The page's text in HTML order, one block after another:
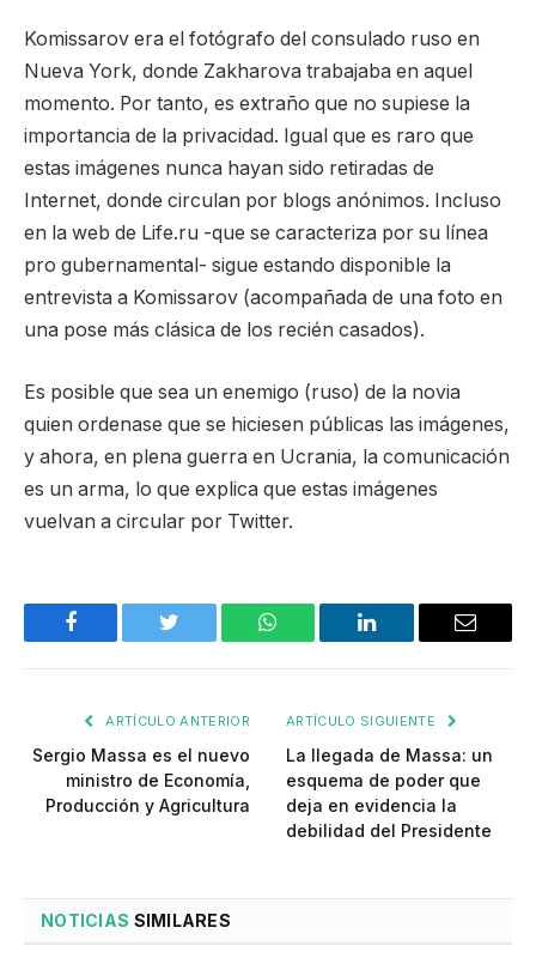
Komissarov era el fotógrafo del consulado ruso en
Nueva York, donde Zakharova trabajaba en aquel
momento. Por tanto, es extraño que no supiese la
importancia de la privacidad. Igual que es raro que
estas imágenes nunca hayan sido retiradas de
Internet, donde circulan por blogs anónimos. Incluso
en la web de Life.ru -que se caracteriza por su línea
pro gubernamental- sigue estando disponible la
entrevista a Komissarov (acompañada de una foto en
una pose más clásica de los recién casados).
Es posible que sea un enemigo (ruso) de la novia
quien ordenase que se hiciesen públicas las imágenes,
y ahora, en plena guerra en Ucrania, la comunicación
es un arma, lo que explica que estas imágenes
vuelvan a circular por Twitter.
Facebook Twitter WhatsApp LinkedIn Email
ARTÍCULO ANTERIOR
Sergio Massa es el nuevo
ministro de Economía,
Producción y Agricultura
ARTÍCULO SIGUIENTE
La llegada de Massa: un
esquema de poder que
deja en evidencia la
debilidad del Presidente
NOTICIAS SIMILARES